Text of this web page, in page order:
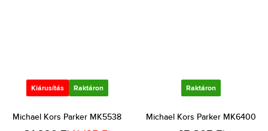
Kiárusítás Raktáron
Michael Kors Parker MK5538
Raktáron
Michael Kors Parker MK6400